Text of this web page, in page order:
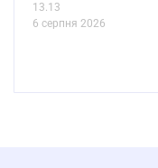
13.13
6 серпня 2026